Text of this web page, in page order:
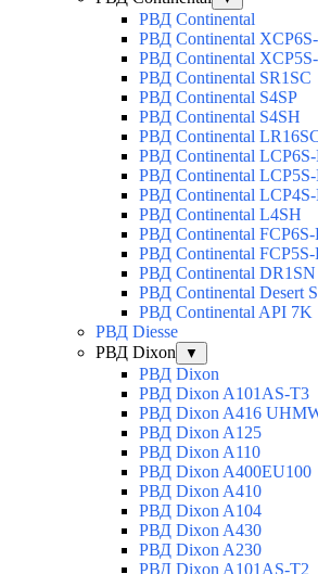
РВД Continental
РВД Continental
РВД Continental
РВД Continental SR1SC
РВД Continental S4SP
РВД Continental S4SH
РВД Continental
РВД Continental
РВД Continental
РВД Continental LCP4S-
РВД Continental L4SH
РВД Continental FCP6S-
РВД Continental FCP5S-
РВД Continental DR1SN
РВД Continental Desert
РВД Continental API 7K
РВД Diesse
РВД Dixon
▼
РВД Dixon
РВД Dixon A101AS-T3
РВД Dixon A416
РВД Dixon A125
РВД Dixon A110
РВД Dixon A400EU100
РВД Dixon A410
РВД Dixon A104
РВД Dixon A430
РВД Dixon A230
РВД Dixon A101AS-T2